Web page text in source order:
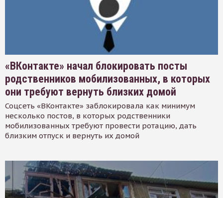
«ВКонтакте» начал блокировать посты
родственников мобилизованных, в которых
они требуют вернуть близких домой
Соцсеть «ВКонтакте» заблокировала как минимум
несколько постов, в которых родственники
мобилизованных требуют провести ротацию, дать
близким отпуск и вернуть их домой